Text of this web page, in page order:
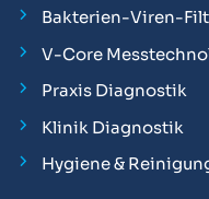
Bakterien-Viren-
V-Core
Praxis Diagnostik
Klinik Diagnostik
Hygiene &